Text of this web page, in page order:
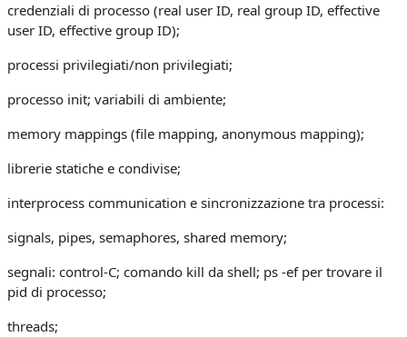
credenziali di processo (real user ID, real group ID, effective
user ID, effective group ID);
processi privilegiati/non privilegiati;
processo init; variabili di ambiente;
memory mappings (file mapping, anonymous mapping);
librerie statiche e condivise;
interprocess communication e sincronizzazione tra processi:
signals, pipes, semaphores, shared memory;
segnali: control-C; comando kill da shell; ps -ef per trovare il
pid di processo;
threads;